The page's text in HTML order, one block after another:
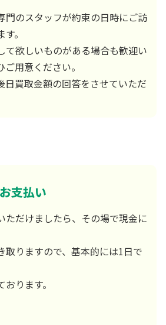
門のスタッフが約束の日時にご訪
。
て欲しいものがある場合も歓迎い
用意ください。
買取金額の回答をさせていただ
支払い
ただけましたら、その場で現金に
取りますので、基本的には1日で
ります。